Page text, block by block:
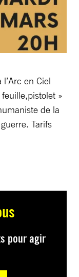
en Ciel
»
de la
Tarifs
pour agir